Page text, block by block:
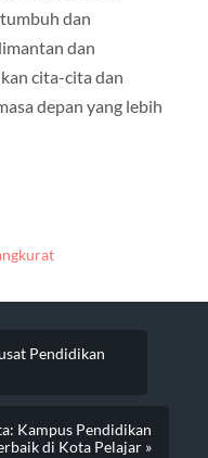
dan
dan
cita-cita dan
depan yang lebih
Pendidikan
Kampus Pendidikan
di Kota Pelajar »